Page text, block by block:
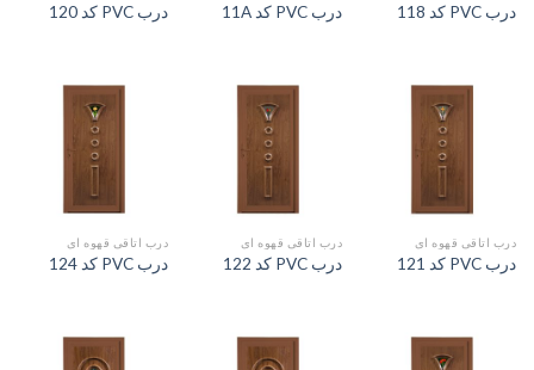
درب PVC کد 118 درب PVC کد 11A درب PVC کد 120
درب اتاقی قهوه ای
درب PVC کد 121
درب اتاقی قهوه ای
درب PVC کد 122
درب اتاقی قهوه ای
درب PVC کد 124